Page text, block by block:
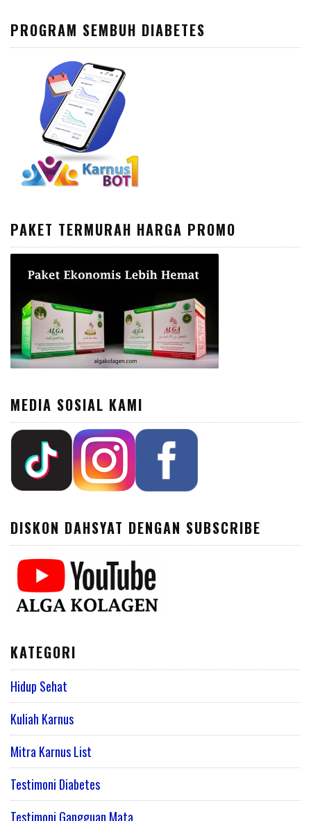
PROGRAM SEMBUH DIABETES
PAKET TERMURAH HARGA PROMO
MEDIA SOSIAL KAMI
DISKON DAHSYAT DENGAN SUBSCRIBE
KATEGORI
Hidup Sehat
Kuliah Karnus
Mitra Karnus List
Testimoni Diabetes
Testimoni Gangguan Mata